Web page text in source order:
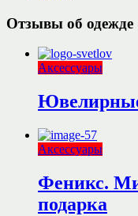
Отзывы об одежде
Аксессуары
Аксессуары
Феникс.
подарка